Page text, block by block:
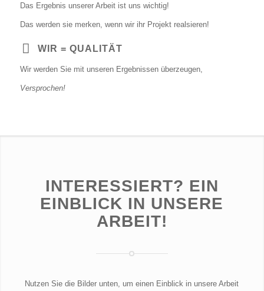
Das Ergebnis unserer Arbeit ist uns wichtig!
Das werden sie merken, wenn wir ihr Projekt realsieren!
WIR = QUALITÄT
Wir werden Sie mit unseren Ergebnissen überzeugen,
Versprochen!
INTERESSIERT? EIN
EINBLICK IN UNSERE
ARBEIT!
Nutzen Sie die Bilder unten, um einen Einblick in unsere Arbeit